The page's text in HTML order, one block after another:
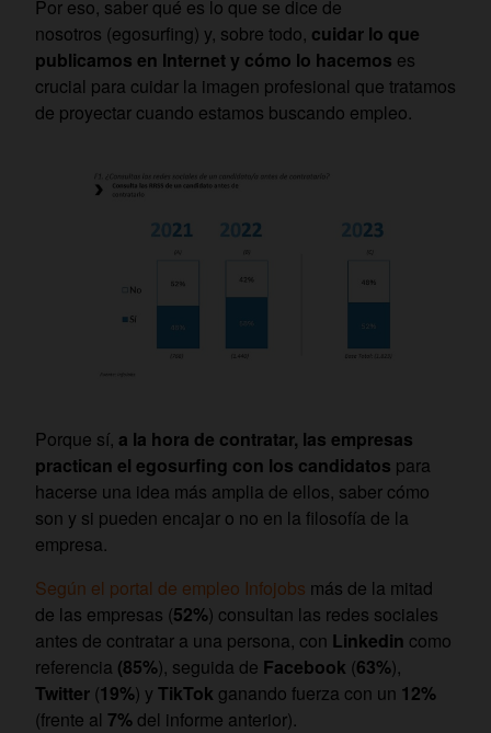
Por eso, saber qué es lo que se dice de
nosotros (egosurfing) y, sobre todo, cuidar lo que
publicamos en Internet y cómo lo hacemos es
crucial para cuidar la imagen profesional que tratamos
de proyectar cuando estamos buscando empleo.
Porque sí, a la hora de contratar, las empresas
practican el egosurfing con los candidatos para
hacerse una idea más amplia de ellos, saber cómo
son y si pueden encajar o no en la filosofía de la
empresa.
Según el portal de empleo Infojobs más de la mitad
de las empresas (52%) consultan las redes sociales
antes de contratar a una persona, con Linkedin como
referencia (85%), seguida de Facebook (63%),
Twitter (19%) y TikTok ganando fuerza con un 12%
(frente al 7% del informe anterior).